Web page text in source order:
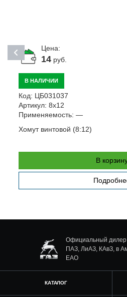
Цена:
14руб.
В НАЛИЧИИ
Код: ЦБ031037
Артикул: 8х12
Применяемость: —
Хомут винтовой (8:12)
В
Официальный дилер
ПАЗ, ЛиАЗ, КАвЗ, в
ЕАО
КАТАЛОГ